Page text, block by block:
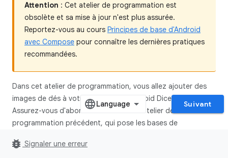
Attention : Cet atelier de programmation est
obsolète et sa mise à jour n'est plus assurée.
Reportez-vous au cours Principes de base d'Android
avec Compose pour connaître les dernières pratiques
recommandées.
Dans cet atelier de programmation, vous allez ajouter des
images de dés à votre application Android Dice Roller.
Assurez-vous d'abord d'avoir terminé l'atelier de
programmation précédent, qui pose les bases de
Suivant
bug_report Signaler une erreur